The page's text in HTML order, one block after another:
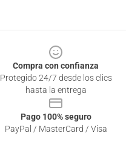
Compra con confianza
Protegido 24/7 desde los clics
hasta la entrega
Pago 100% seguro
PayPal / MasterCard / Visa